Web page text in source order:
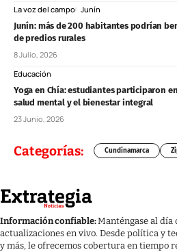
La voz del campo Junín
Junín: más de 200 habitantes podrían
de predios rurales
8 Julio, 2026
Educación
Yoga en Chía: estudiantes participaron
salud mental y el bienestar integral
23 Junio, 2026
Categorías: Cundinamarca
Información confiable:Manténgase al día
actualizaciones en vivo. Desde política y
y más, le ofrecemos cobertura en tiempo